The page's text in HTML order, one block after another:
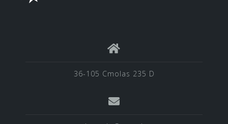
36-105 Cmolas 235 D